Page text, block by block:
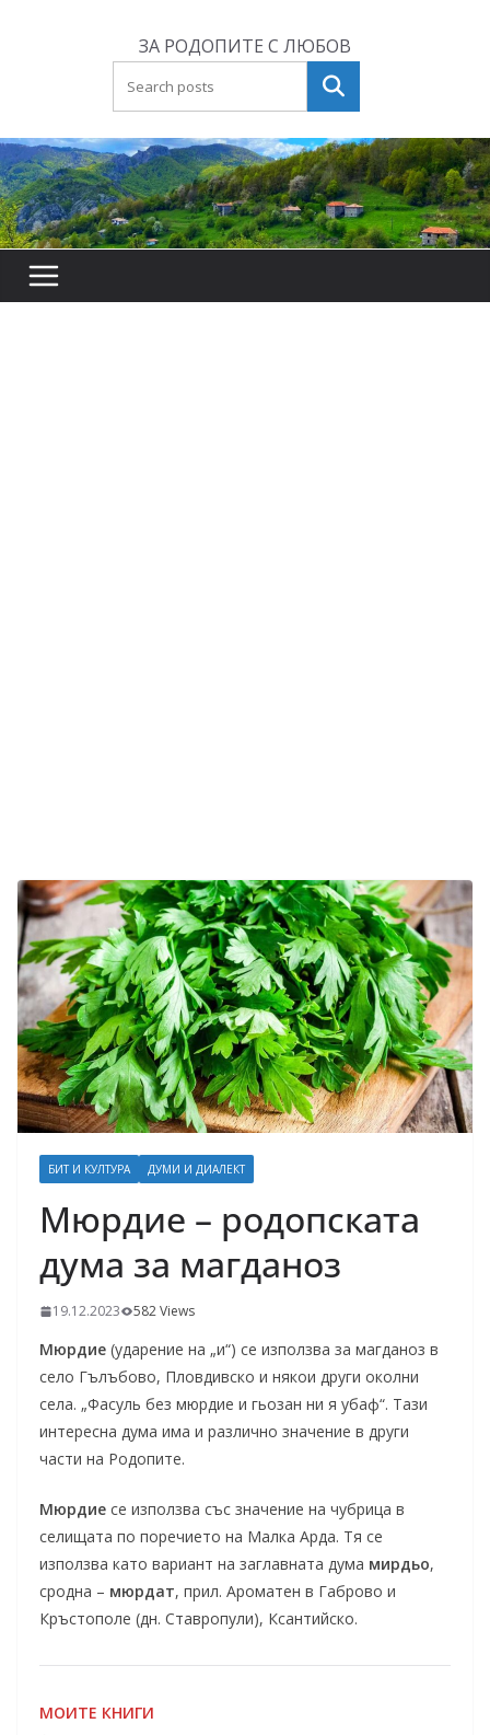
ЗА РОДОПИТЕ С ЛЮБОВ
Търсене
БИТ И КУЛТУРА ДУМИ И ДИАЛЕКТ
Мюрдие – родопската
дума за магданоз
19.12.2023 582 Views
Мюрдие (ударение на „и“) се използва за магданоз в
село Гълъбово, Пловдивско и някои други околни
села. „Фасуль без мюрдие и гьозан ни я убаф“. Тази
интересна дума има и различно значение в други
части на Родопите.
Мюрдие се използва със значение на чубрица в
селищата по поречието на Малка Арда. Тя се
използва като вариант на заглавната дума мирдьо,
сродна – мюрдат, прил. Ароматен в Габрово и
Кръстополе (дн. Ставропули), Ксантийско.
МОИТЕ КНИГИ